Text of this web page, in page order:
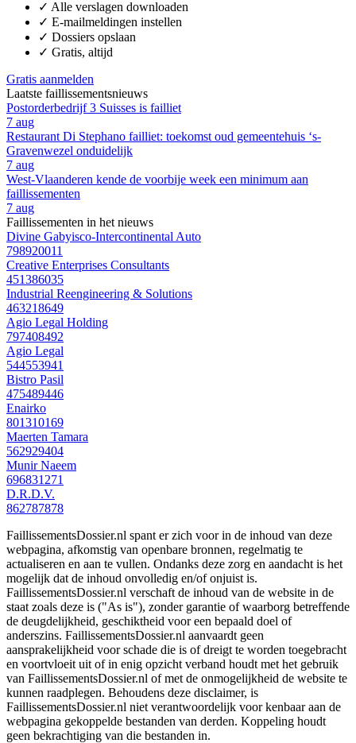
✓ Alle verslagen downloaden
✓ E-mailmeldingen instellen
✓ Dossiers opslaan
✓ Gratis, altijd
Gratis aanmelden
Laatste faillissementsnieuws
Postorderbedrijf 3 Suisses is failliet
7 aug
Restaurant Di Stephano failliet: toekomst oud gemeentehuis ‘s-
Gravenwezel onduidelijk
7 aug
West-Vlaanderen kende de voorbije week een minimum aan
faillissementen
7 aug
Faillissementen in het nieuws
Divine Gabyisco-Intercontinental Auto
798920011
Creative Enterprises Consultants
451386035
Industrial Reengineering & Solutions
463218649
Agio Legal Holding
797408492
Agio Legal
544553941
Bistro Pasil
475489446
Enairko
801310169
Maerten Tamara
562929404
Munir Naeem
696831271
D.R.D.V.
862787878
FaillissementsDossier.nl spant er zich voor in de inhoud van deze
webpagina, afkomstig van openbare bronnen, regelmatig te
actualiseren en aan te vullen. Ondanks deze zorg en aandacht is het
mogelijk dat de inhoud onvolledig en/of onjuist is.
FaillissementsDossier.nl verschaft de inhoud van de website in de
staat zoals deze is ("As is"), zonder garantie of waarborg betreffende
de deugdelijkheid, geschiktheid voor een bepaald doel of
anderszins. FaillissementsDossier.nl aanvaardt geen
aansprakelijkheid voor schade die is of dreigt te worden toegebracht
en voortvloeit uit of in enig opzicht verband houdt met het gebruik
van FaillissementsDossier.nl of met de onmogelijkheid de website te
kunnen raadplegen. Behoudens deze disclaimer, is
FaillissementsDossier.nl niet verantwoordelijk voor kenbaar aan de
webpagina gekoppelde bestanden van derden. Koppeling houdt
geen bekrachtiging van die bestanden in.